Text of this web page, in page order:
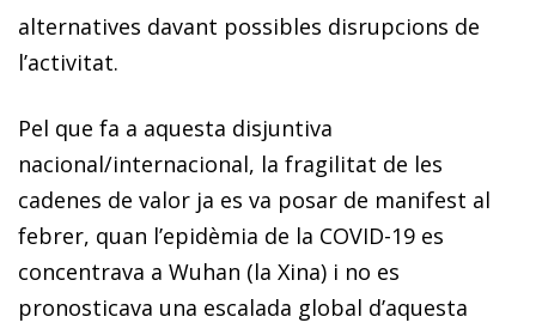
alternatives davant possibles disrupcions de
l’activitat.
Pel que fa a aquesta disjuntiva
nacional/internacional, la fragilitat de les
cadenes de valor ja es va posar de manifest al
febrer, quan l’epidèmia de la COVID-19 es
concentrava a Wuhan (la Xina) i no es
pronosticava una escalada global d’aquesta